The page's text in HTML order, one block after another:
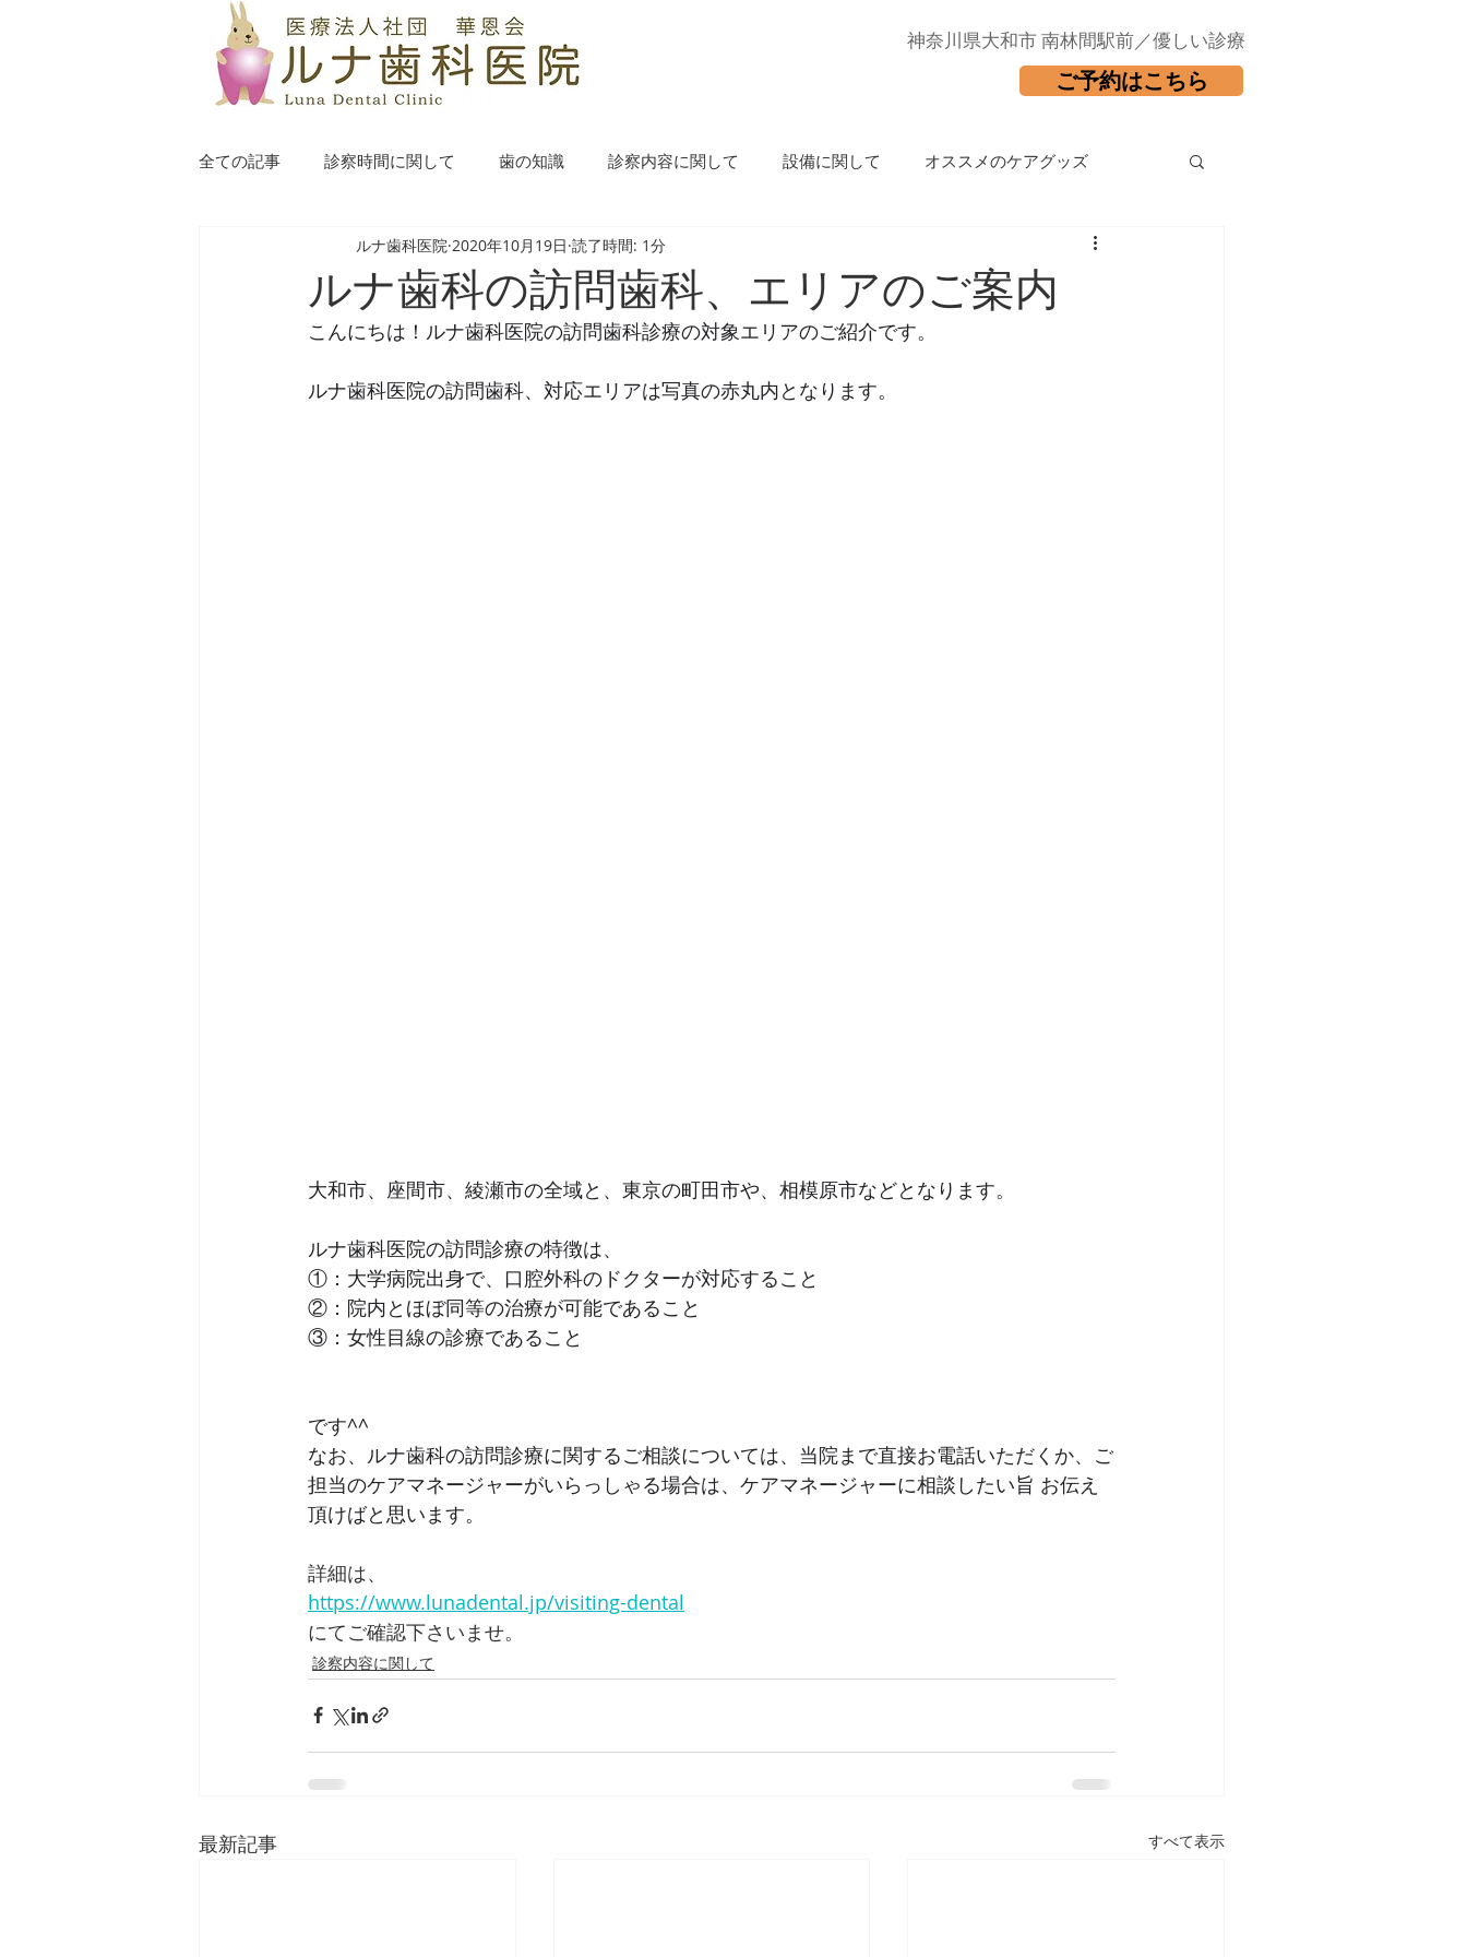
​神奈川県大和市 南林間駅前／優しい診療
ご予約はこちら
全ての記事 診察時間に関して 歯の知識 診察内容に関して 設備に関して オススメのケアグッズ
ルナ歯科の訪問歯科、エリアのご案内
ルナ歯科医院 2020年10月19日 読了時間: 1分
こんにちは！ルナ歯科医院の訪問歯科診療の対象エリアのご紹介です。
ルナ歯科医院の訪問歯科、対応エリアは写真の赤丸内となります。
大和市、座間市、綾瀬市の全域と、東京の町田市や、相模原市などとなります。
ルナ歯科医院の訪問診療の特徴は、
①：大学病院出身で、口腔外科のドクターが対応すること
②：院内とほぼ同等の治療が可能であること
③：女性目線の診療であること
です^^
なお、ルナ歯科の訪問診療に関するご相談については、当院まで直接お電話いただくか、ご
担当のケアマネージャーがいらっしゃる場合は、ケアマネージャーに相談したい旨 お伝え
頂けばと思います。
詳細は、
https://www.lunadental.jp/visiting-dental
にてご確認下さいませ。
診察内容に関して
最新記事 すべて表示